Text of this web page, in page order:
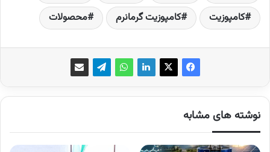
کامپوزیت
کامپوزیت گرمانرم محصولات
نوشته های مشابه